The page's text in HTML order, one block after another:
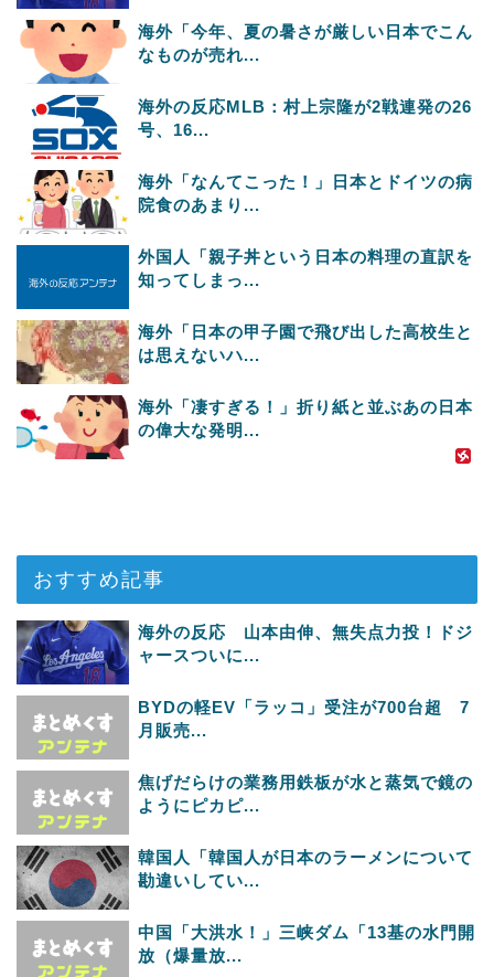
海外「今年、夏の暑さが厳しい日本でこん
なものが売れ...
海外の反応MLB：村上宗隆が2戦連発の26
号、16...
海外「なんてこった！」日本とドイツの病
院食のあまり...
外国人「親子丼という日本の料理の直訳を
知ってしまっ...
海外「日本の甲子園で飛び出した高校生と
は思えないハ...
海外「凄すぎる！」折り紙と並ぶあの日本
の偉大な発明...
おすすめ記事
海外の反応 山本由伸、無失点力投！ドジ
ャースついに...
BYDの軽EV「ラッコ」受注が700台超 7
月販売...
焦げだらけの業務用鉄板が水と蒸気で鏡の
ようにピカピ...
韓国人「韓国人が日本のラーメンについて
勘違いしてい...
中国「大洪水！」三峡ダム「13基の水門開
放（爆量放...